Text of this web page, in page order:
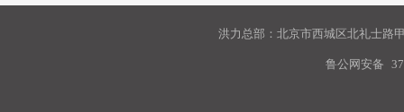
洪力总部：北京市西城区北礼士路
鲁公网安备